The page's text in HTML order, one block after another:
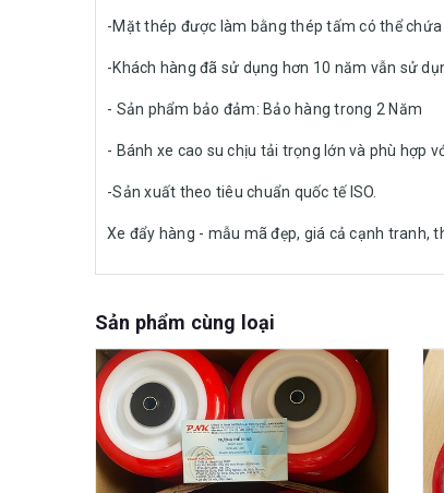
-Mặt thép được làm bằng thép tấm có thể chứa
-Khách hàng đã sử dụng hơn 10 năm vẫn sử
- Sản phẩm bảo đảm: Bảo hàng trong 2 Năm
- Bánh xe cao su chịu tải trọng lớn và phù hợp
-Sản xuất theo tiêu chuẩn quốc tế ISO.
Xe đẩy hàng - mẫu mã đẹp, giá cả cạnh tranh,
Sản phẩm cùng loại